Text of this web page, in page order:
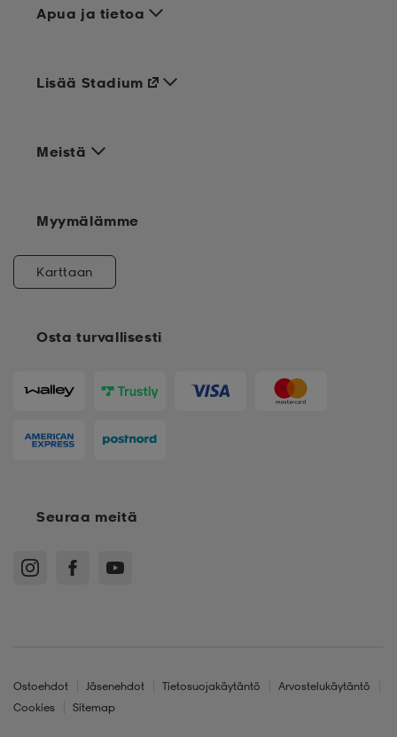
Apua ja tietoa
Meistä
Osta turvallisesti
Lisää Stadium
Myymälämme
Karttaan
Seuraa meitä
Ostoehdot Jäsenehdot Tietosuojakäytäntö
Arvostelukäytäntö
Cookies
Sitemap